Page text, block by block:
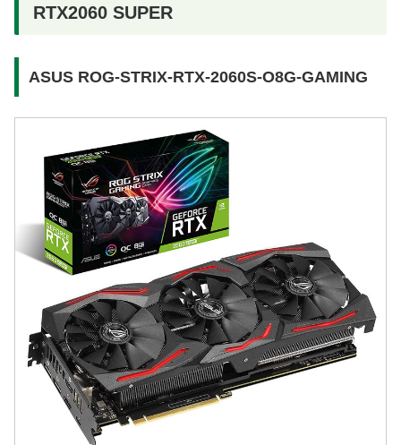
RTX2060 SUPER
ASUS ROG-STRIX-RTX-2060S-O8G-GAMING